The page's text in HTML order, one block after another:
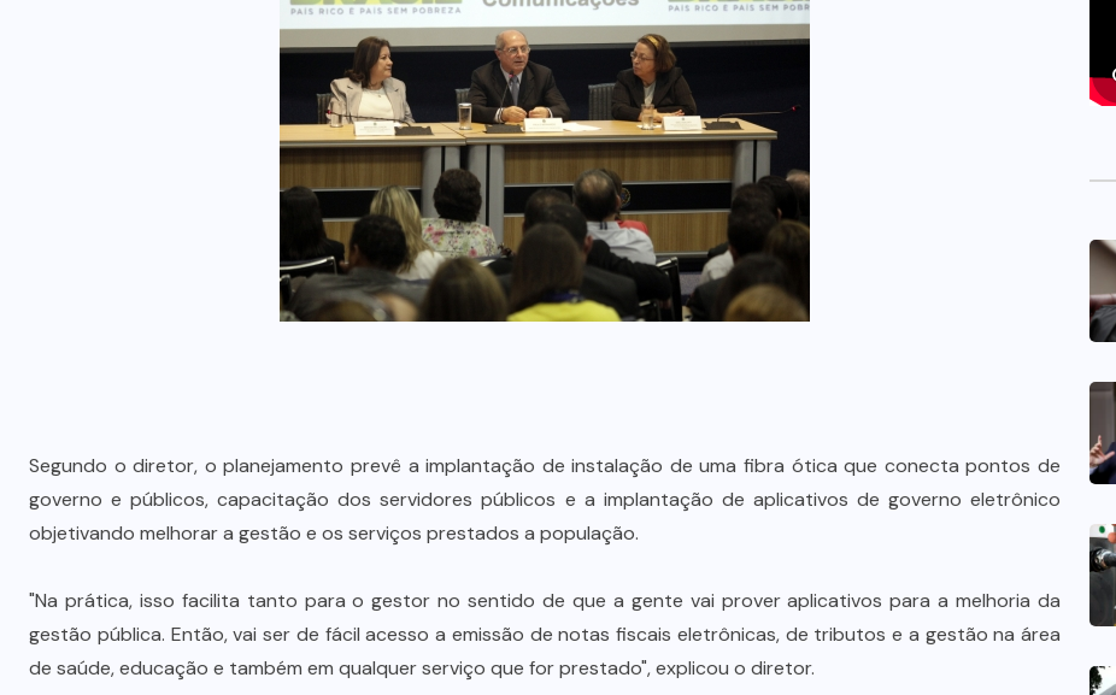
Segundo o diretor, o planejamento prevê a implantação de instalação de uma fibra ótica que conecta pontos de
governo e públicos, capacitação dos servidores públicos e a implantação de aplicativos de governo eletrônico
objetivando melhorar a gestão e os serviços prestados a população.
"Na prática, isso facilita tanto para o gestor no sentido de que a gente vai prover aplicativos para a melhoria da
gestão pública. Então, vai ser de fácil acesso a emissão de notas fiscais eletrônicas, de tributos e a gestão na área
de saúde, educação e também em qualquer serviço que for prestado", explicou o diretor.